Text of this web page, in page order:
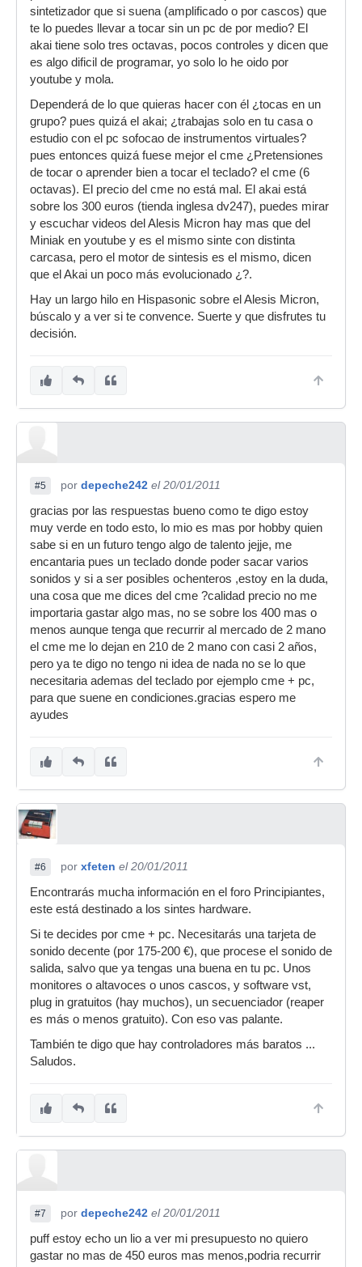
sintetizador que si suena (amplificado o por cascos) que
te lo puedes llevar a tocar sin un pc de por medio? El
akai tiene solo tres octavas, pocos controles y dicen que
es algo dificil de programar, yo solo lo he oido por
youtube y mola.
Dependerá de lo que quieras hacer con él ¿tocas en un
grupo? pues quizá el akai; ¿trabajas solo en tu casa o
estudio con el pc sofocao de instrumentos virtuales?
pues entonces quizá fuese mejor el cme ¿Pretensiones
de tocar o aprender bien a tocar el teclado? el cme (6
octavas). El precio del cme no está mal. El akai está
sobre los 300 euros (tienda inglesa dv247), puedes mirar
y escuchar videos del Alesis Micron hay mas que del
Miniak en youtube y es el mismo sinte con distinta
carcasa, pero el motor de sintesis es el mismo, dicen
que el Akai un poco más evolucionado ¿?.
Hay un largo hilo en Hispasonic sobre el Alesis Micron,
búscalo y a ver si te convence. Suerte y que disfrutes tu
decisión.
#5 por depeche242 el 20/01/2011
gracias por las respuestas bueno como te digo estoy
muy verde en todo esto, lo mio es mas por hobby quien
sabe si en un futuro tengo algo de talento jejje, me
encantaria pues un teclado donde poder sacar varios
sonidos y si a ser posibles ochenteros ,estoy en la duda,
una cosa que me dices del cme ?calidad precio no me
importaria gastar algo mas, no se sobre los 400 mas o
menos aunque tenga que recurrir al mercado de 2 mano
el cme me lo dejan en 210 de 2 mano con casi 2 años,
pero ya te digo no tengo ni idea de nada no se lo que
necesitaria ademas del teclado por ejemplo cme + pc,
para que suene en condiciones.gracias espero me
ayudes
#6 por xfeten el 20/01/2011
Encontrarás mucha información en el foro Principiantes,
este está destinado a los sintes hardware.
Si te decides por cme + pc. Necesitarás una tarjeta de
sonido decente (por 175-200 €), que procese el sonido de
salida, salvo que ya tengas una buena en tu pc. Unos
monitores o altavoces o unos cascos, y software vst,
plug in gratuitos (hay muchos), un secuenciador (reaper
es más o menos gratuito). Con eso vas palante.
También te digo que hay controladores más baratos ...
Saludos.
#7 por depeche242 el 20/01/2011
puff estoy echo un lio a ver mi presupuesto no quiero
gastar no mas de 450 euros mas menos,podria recurrir